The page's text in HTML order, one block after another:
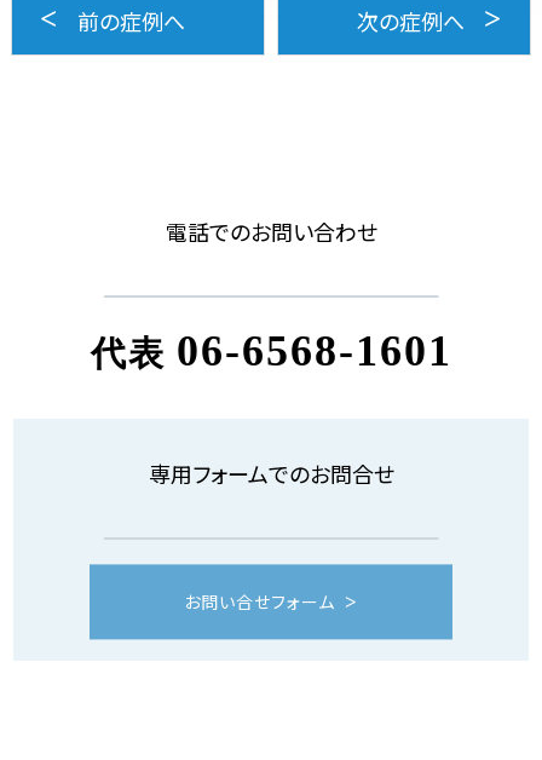
前の症例へ 次の症例へ
電話でのお問い合わせ
代表 06-6568-1601
専用フォームでのお問合せ
お問い合せフォーム